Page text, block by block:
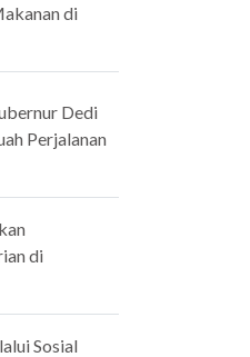
di
Dedi
Perjalanan
di
Sosial